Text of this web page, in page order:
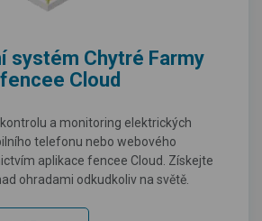
systém Chytré Farmy
fencee Cloud
a monitoring elektrických
telefonu nebo webového
aplikace fencee Cloud. Získejte
ohradami odkudkoliv na světě.